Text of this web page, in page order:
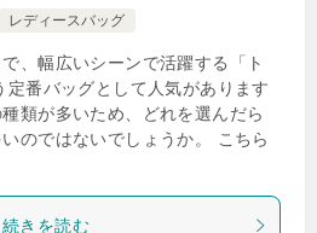
レディースバッグ
、幅広いシーンで活躍する「ト
定番バッグとして人気があります
類が多いため、どれを選んだら
のではないでしょうか。 こちら
続きを読む